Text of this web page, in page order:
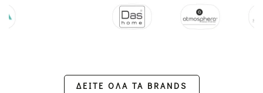
ΔΕΙΤΕ ΟΛΑ ΤΑ BRANDS